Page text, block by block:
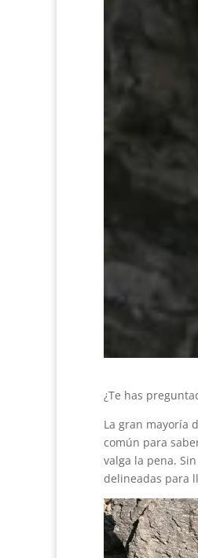
¿Te has
La gran mayoría
común para
valga la pena.
delineadas para